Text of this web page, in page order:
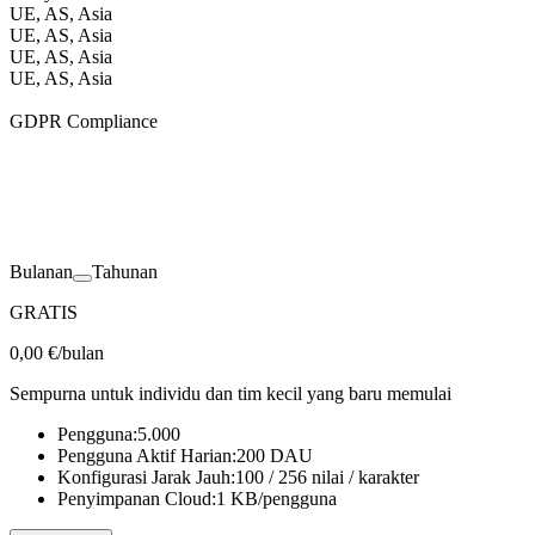
Berapa lama versi cadangan disimpan sebelum penghapusan
otomatis. Pulihkan ke titik mana pun dalam periode ini.
UE, AS, Asia
UE, AS, Asia
UE, AS, Asia
UE, AS, Asia
GDPR Compliance
Kepatuhan GDPR penuh termasuk ekspor data, permintaan
data.
Bulanan
Tahunan
GRATIS
0,00 €/bulan
Sempurna untuk individu dan tim kecil yang baru memulai
Pengguna:5.000
Pengguna Aktif Harian:200 DAU
Konfigurasi Jarak Jauh:100 / 256 nilai / karakter
Penyimpanan Cloud:1 KB/pengguna